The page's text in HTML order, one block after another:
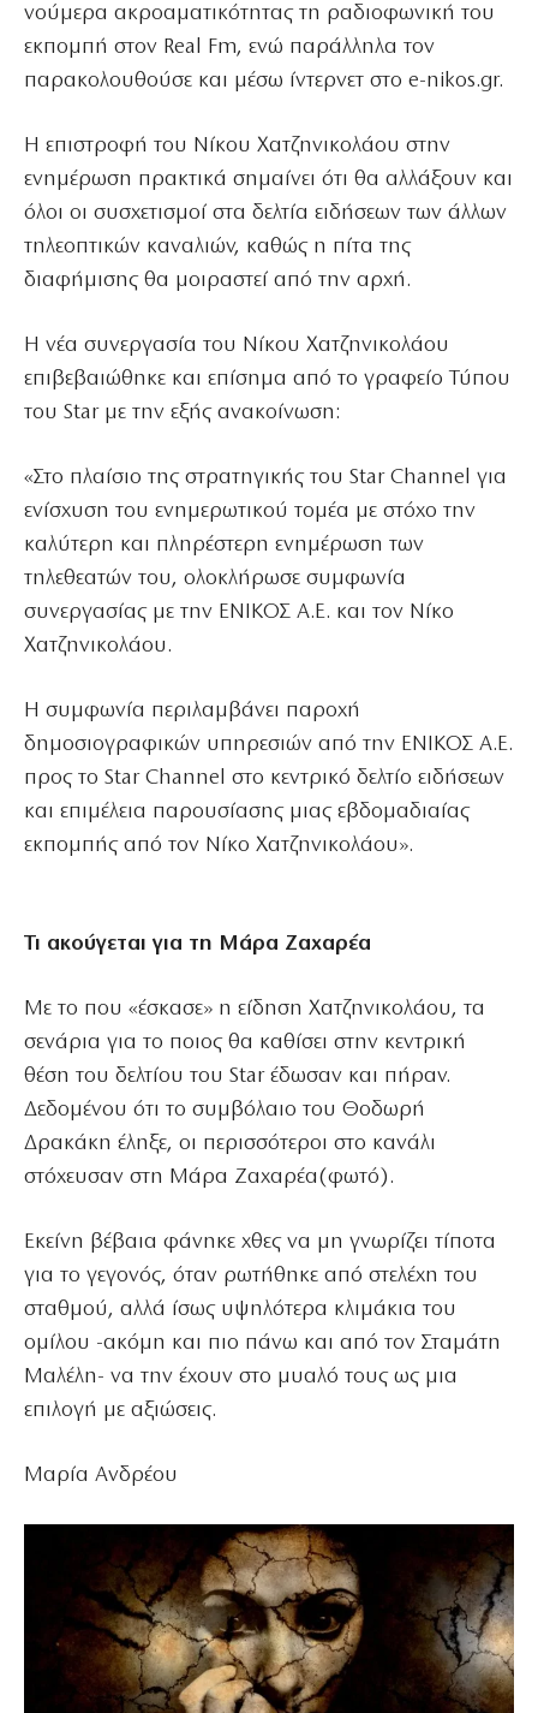
νούμερα ακροαματικότητας τη ραδιοφωνική του
εκπομπή στον Real Fm, ενώ παράλληλα τον
παρακολουθούσε και μέσω ίντερνετ στο e-nikos.gr.
Η επιστροφή του Νίκου Χατζηνικολάου στην
ενημέρωση πρακτικά σημαίνει ότι θα αλλάξουν και
όλοι οι συσχετισμοί στα δελτία ειδήσεων των άλλων
τηλεοπτικών καναλιών, καθώς η πίτα της
διαφήμισης θα μοιραστεί από την αρχή.
Η νέα συνεργασία του Νίκου Χατζηνικολάου
επιβεβαιώθηκε και επίσημα από το γραφείο Τύπου
του Star με την εξής ανακοίνωση:
«Στο πλαίσιο της στρατηγικής του Star Channel για
ενίσχυση του ενημερωτικού τομέα με στόχο την
καλύτερη και πληρέστερη ενημέρωση των
τηλεθεατών του, ολοκλήρωσε συμφωνία
συνεργασίας με την ΕΝΙΚΟΣ Α.Ε. και τον Νίκο
Χατζηνικολάου.
Η συμφωνία περιλαμβάνει παροχή
δημοσιογραφικών υπηρεσιών από την ΕΝΙΚΟΣ Α.Ε.
προς το Star Channel στο κεντρικό δελτίο ειδήσεων
και επιμέλεια παρουσίασης μιας εβδομαδιαίας
εκπομπής από τον Νίκο Χατζηνικολάου».
Τι ακούγεται για τη Μάρα Ζαχαρέα
Με το που «έσκασε» η είδηση Χατζηνικολάου, τα
σενάρια για το ποιος θα καθίσει στην κεντρική
θέση του δελτίου του Star έδωσαν και πήραν.
Δεδομένου ότι το συμβόλαιο του Θοδωρή
Δρακάκη έληξε, οι περισσότεροι στο κανάλι
στόχευσαν στη Μάρα Ζαχαρέα(φωτό).
Εκείνη βέβαια φάνηκε χθες να μη γνωρίζει τίποτα
για το γεγονός, όταν ρωτήθηκε από στελέχη του
σταθμού, αλλά ίσως υψηλότερα κλιμάκια του
ομίλου -ακόμη και πιο πάνω και από τον Σταμάτη
Μαλέλη- να την έχουν στο μυαλό τους ως μια
επιλογή με αξιώσεις.
Μαρία Ανδρέου